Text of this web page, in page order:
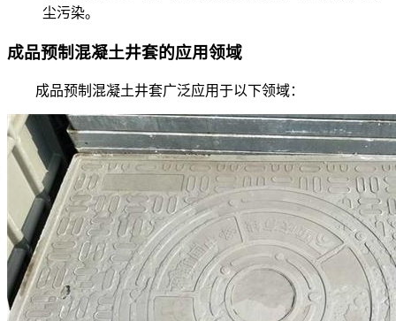
尘污染。
成品预制混凝土井套的应用领域
成品预制混凝土井套广泛应用于以下领域：